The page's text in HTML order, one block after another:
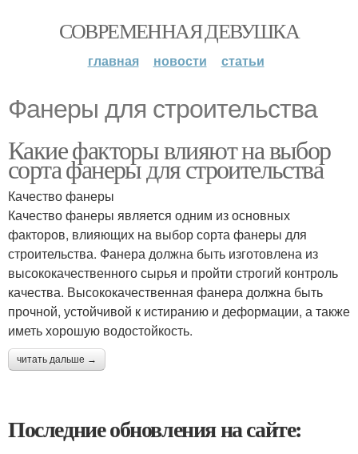
СОВРЕМЕННАЯ ДЕВУШКА
главная новости статьи
Фанеры для строительства
Какие факторы влияют на выбор
сорта фанеры для строительства
Качество фанеры
Качество фанеры является одним из основных
факторов, влияющих на выбор сорта фанеры для
строительства. Фанера должна быть изготовлена из
высококачественного сырья и пройти строгий контроль
качества. Высококачественная фанера должна быть
прочной, устойчивой к истиранию и деформации, а также
иметь хорошую водостойкость.
читать дальше →
Последние обновления на сайте: